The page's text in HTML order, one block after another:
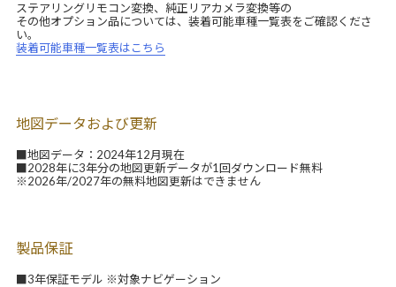
ステアリングリモコン変換、純正リアカメラ変換等の
その他オプション品については、装着可能車種一覧表をご確認くださ
い。
装着可能車種一覧表はこちら
地図データおよび更新
■地図データ：2024年12月現在
■2028年に3年分の地図更新データが1回ダウンロード無料
※2026年/2027年の無料地図更新はできません
製品保証
■3年保証モデル ※対象ナビゲーション